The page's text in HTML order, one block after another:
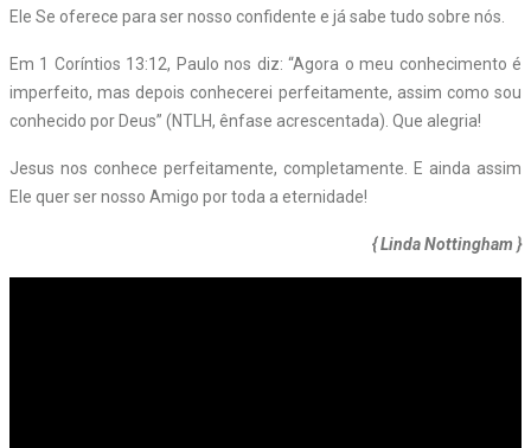
Ele Se oferece para ser nosso confidente e já sabe tudo sobre nós.
Em 1 Coríntios 13:12, Paulo nos diz: “Agora o meu conhecimento é
imperfeito, mas depois conhecerei perfeitamente, assim como sou
conhecido por Deus” (NTLH, ênfase acrescentada). Que alegria!
Jesus nos conhece perfeitamente, completamente. E ainda assim
Ele quer ser nosso Amigo por toda a eternidade!
{ Linda Nottingham }